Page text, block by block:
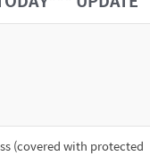
(covered with protected